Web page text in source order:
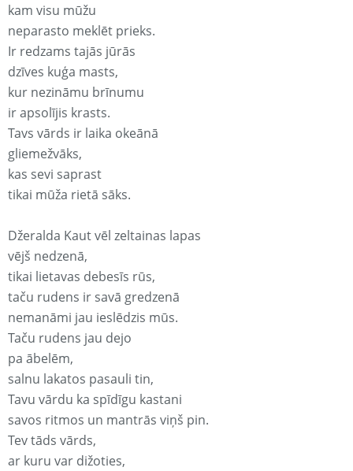
kam visu mūžu
neparasto meklēt prieks.
Ir redzams tajās jūrās
dzīves kuģa masts,
kur nezināmu brīnumu
ir apsolījis krasts.
Tavs vārds ir laika okeānā
gliemežvāks,
kas sevi saprast
tikai mūža rietā sāks.
Džeralda Kaut vēl zeltainas lapas
vējš nedzenā,
tikai lietavas debesīs rūs,
taču rudens ir savā gredzenā
nemanāmi jau ieslēdzis mūs.
Taču rudens jau dejo
pa ābelēm,
salnu lakatos pasauli tin,
Tavu vārdu ka spīdīgu kastani
savos ritmos un mantrās viņš pin.
Tev tāds vārds,
ar kuru var dižoties,